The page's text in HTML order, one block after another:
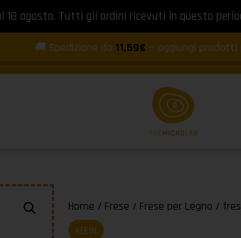
agosto. Tutti gli ordini ricevuti in questo
🚚 Spedizione da 11,59€ — aggiungi prodotti
Home / Frese / Frese per Legno /
KLEIN